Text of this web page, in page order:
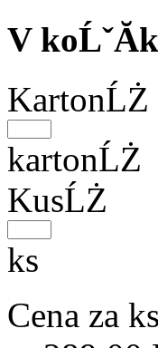
V
KartonĹŻ
kartonĹŻ
KusĹŻ
ks
Cena za ks